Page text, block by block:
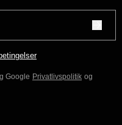
Google Privatlivspolitik og